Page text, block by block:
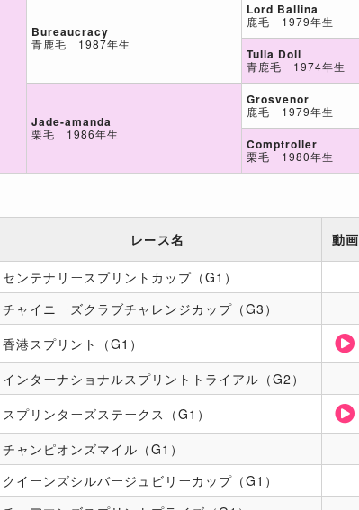
Bureaucracy
青鹿毛 1987年生
Jade-amanda
栗毛 1986年生
Lord Ballina
鹿毛 1979年生
Tulla Doll
青鹿毛 1974年生
Grosvenor
鹿毛 1979年生
Comptroller
栗毛 1980年生
レース名 動画
センテナリースプリントカップ（G1）
チャイニーズクラブチャレンジカップ（G3）
香港スプリント（G1）
インターナショナルスプリントトライアル（G2）
スプリンターズステークス（G1）
チャンピオンズマイル（G1）
クイーンズシルバージュビリーカップ（G1）